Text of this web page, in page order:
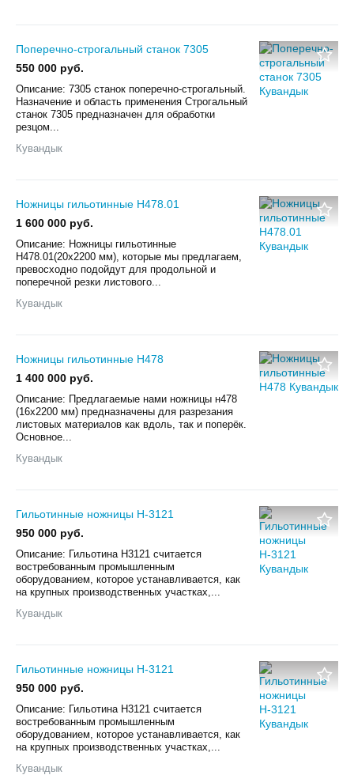
Поперечно-строгальный станок 7305
550 000 руб.
Описание: 7305 станок поперечно-строгальный.
Назначение и область применения Строгальный
станок 7305 предназначен для обработки
резцом...
Кувандык
Ножницы гильотинные Н478.01
1 600 000 руб.
Описание: Ножницы гильотинные
Н478.01(20х2200 мм), которые мы предлагаем,
превосходно подойдут для продольной и
поперечной резки листового...
Кувандык
Ножницы гильотинные Н478
1 400 000 руб.
Описание: Предлагаемые нами ножницы н478
(16х2200 мм) предназначены для разрезания
листовых материалов как вдоль, так и поперёк.
Основное...
Кувандык
Гильотинные ножницы Н-3121
950 000 руб.
Описание: Гильотина Н3121 считается
востребованным промышленным
оборудованием, которое устанавливается, как
на крупных производственных участках,...
Кувандык
Гильотинные ножницы Н-3121
950 000 руб.
Описание: Гильотина Н3121 считается
востребованным промышленным
оборудованием, которое устанавливается, как
на крупных производственных участках,...
Кувандык